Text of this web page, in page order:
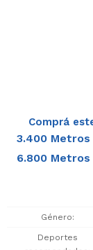
Comprá
3.400 Metros
6.800 Metros
Género
Deportes